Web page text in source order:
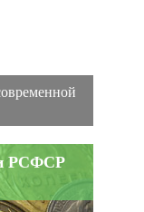
РСФСР